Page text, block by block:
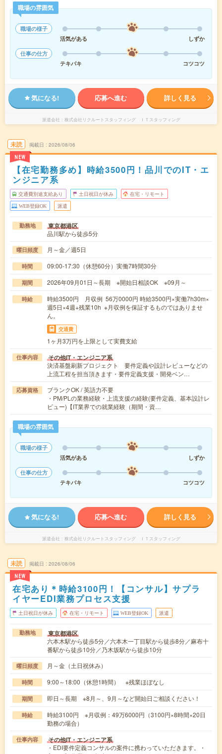
職場の雰囲気
職場の様子
活気がある
しずか
仕事の仕方
テキパキ
コツコツ
気になる! 応募へ進む 詳しく見る
派遣会社 株式会社リクルートスタッフィング ＩＴスタッフィング
未読
NEW
掲載日 2026/08/06
【在宅勤務多め】時給3500円！品川でのIT・エ
ンジニア系
交通費別途支給あり 土日祝日が休み 在宅・リモート
WEB登録OK 派遣
勤務地 東京都港区
品川駅から徒歩5分
曜日頻度 月～金／週5日
時間 09:00-17:30（休憩60分）実働7時間30分
期間 2026年09月01日～長期 ※開始日相談OK ※09月～
時給
時給3500円 月収例 56万0000円 時給3500円×実働7h30m×
週5日×4週+残業10h ※月収例を保証するものではありませ
ん。
交通費
1ヶ月3万円を上限として実費支給
仕事内容 その他IT・エンジニア系
決済基盤刷新プロジェクト 要件定義や設計レビューなどの
上流工程を担当頂きます・要件定義支援・開発ベン…
応募資格
ブランクOK / 英語力不要
・PM/PLの業務経験・上流支援の経験(要件定義、基本設計レ
ビュー)【IT業界での就業経験（期間・資…
職場の雰囲気
職場の様子
活気がある
しずか
仕事の仕方
テキパキ
コツコツ
気になる! 応募へ進む 詳しく見る
派遣会社 株式会社リクルートスタッフィング ＩＴスタッフィング
未読
NEW
掲載日 2026/08/06
在宅あり＊時給3100円！【コンサル】サプラ
イヤーEDI業務プロセス支援
土日祝日が休み 在宅・リモート WEB登録OK 派遣
勤務地 東京都港区
六本木駅から徒歩5分／六本木一丁目駅から徒歩8分／麻布十
番駅から徒歩10分／乃木坂駅から徒歩10分
曜日頻度 月～金（土日祝休み）
時間 9:00～18:00（休憩1時間） ※残業ほぼなし
期間 即日～長期 ※8月～、9月～など開始日ご相談ください！
時給
時給3100円 ※月収例：49万6000円（3100円×8時間×20日
勤務の場合）
仕事内容 その他IT・エンジニア系
・EDI要件定義コンサルの案件に携わっていただきます。・